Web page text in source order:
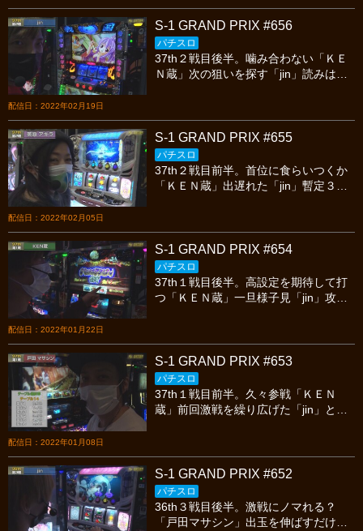
見逃し厳禁!
配信日：2022年02月19日
S-1 GRAND PRIX #656
パチスロ
37th２戦目後半。噛み合わない「ＫＥ
Ｎ蔵」次の狙いを探す「jin」読みは正
し厳禁!
配信日：2022年02月05日
S-1 GRAND PRIX #655
パチスロ
37th２戦目前半。首位に食らいつくか
「ＫＥＮ蔵」出遅れた「jin」暫定３位
し厳禁!
配信日：2022年01月22日
S-1 GRAND PRIX #654
パチスロ
37th１戦目後半。高設定を期待して打
つ「ＫＥＮ蔵」一旦様子見「jin」攻め
し厳禁!
配信日：2022年01月08日
S-1 GRAND PRIX #653
パチスロ
37th１戦目前半。久々参戦「ＫＥＮ
蔵」前回激戦を繰り広げた「jin」と
りを見逃すな!
S-1 GRAND PRIX #652
パチスロ
36th３戦目後半。激戦にノマれる？
「戸田マサシン」出玉を伸ばすだけ